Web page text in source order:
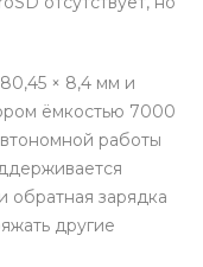
× 8,4 мм и
ёмкостью 7000
работы
обратная зарядка
другие